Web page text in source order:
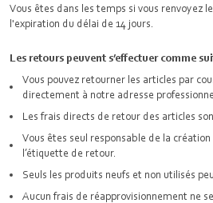
Vous êtes dans les temps si vous renvoyez
l'expiration du délai de 14 jours.
Les retours peuvent s’effectuer comme
Vous pouvez retourner les articles par
directement à notre adresse
Les frais directs de retour des articles
Vous êtes seul responsable de la
l’étiquette de retour.
Seuls les produits neufs et non utilisés
Aucun frais de réapprovisionnement ne